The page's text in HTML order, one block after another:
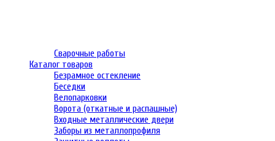
Сварочные работы
Каталог товаров
Безрамное остекление
Беседки
Велопарковки
Ворота (откатные и распашные)
Входные металлические двери
Заборы из металлопрофиля